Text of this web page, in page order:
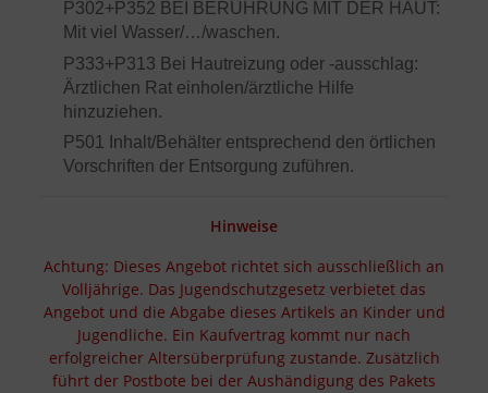
P302+P352 BEI BERÜHRUNG MIT DER HAUT:
Mit viel Wasser/…/waschen.
P333+P313 Bei Hautreizung oder -ausschlag:
Ärztlichen Rat einholen/ärztliche Hilfe
hinzuziehen.
P501 Inhalt/Behälter entsprechend den örtlichen
Vorschriften der Entsorgung zuführen.
Hinweise
Achtung: Dieses Angebot richtet sich ausschließlich an
Volljährige. Das Jugendschutzgesetz verbietet das
Angebot und die Abgabe dieses Artikels an Kinder und
Jugendliche. Ein Kaufvertrag kommt nur nach
erfolgreicher Altersüberprüfung zustande. Zusätzlich
führt der Postbote bei der Aushändigung des Pakets